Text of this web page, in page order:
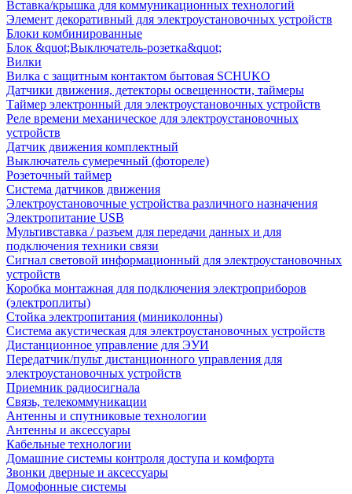
Вставка/крышка для коммуникационных технологий
Элемент декоративный для электроустановочных устройств
Блоки комбинированные
Блок &quot;Выключатель-розетка&quot;
Вилки
Вилка с защитным контактом бытовая SCHUKO
Датчики движения, детекторы освещенности, таймеры
Таймер электронный для электроустановочных устройств
Реле времени механическое для электроустановочных
устройств
Датчик движения комплектный
Выключатель сумеречный (фотореле)
Розеточный таймер
Система датчиков движения
Электроустановочные устройства различного назначения
Электропитание USB
Мультивставка / разъем для передачи данных и для
подключения техники связи
Сигнал световой информационный для электроустановочных
устройств
Коробка монтажная для подключения электроприборов
(электроплиты)
Стойка электропитания (миниколонны)
Система акустическая для электроустановочных устройств
Дистанционное управление для ЭУИ
Передатчик/пульт дистанционного управления для
электроустановочных устройств
Приемник радиосигнала
Связь, телекоммуникации
Антенны и спутниковые технологии
Антенны и аксессуары
Кабельные технологии
Домашние системы контроля доступа и комфорта
Звонки дверные и аксессуары
Домофонные системы